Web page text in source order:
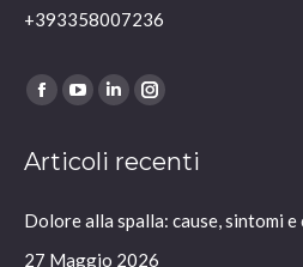
+393358007236
Ci puoi trovare su:
Facebook
opens
new
window
YouTube
opens
new
window
Linkedin
opens
new
window
Instagram
opens
new
window
Articoli recenti
Dolore alla spalla: cause, sintomi e
27 Maggio 2026